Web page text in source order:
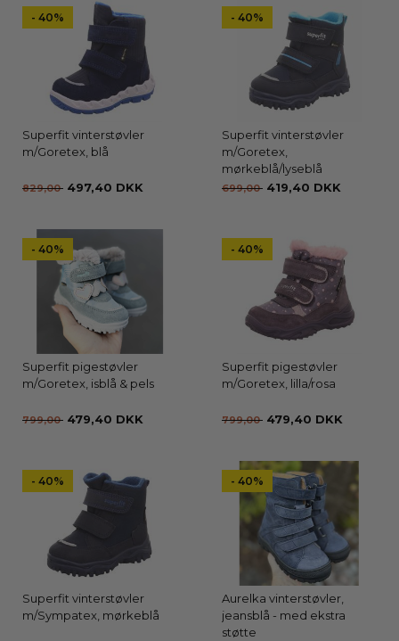
- 40%
Superfit vinterstøvler
m/Goretex, blå
829,00 497,40 DKK
- 40%
Superfit vinterstøvler
m/Goretex,
mørkeblå/lyseblå
699,00 419,40 DKK
- 40%
Superfit pigestøvler
m/Goretex, isblå & pels
799,00 479,40 DKK
- 40%
Superfit pigestøvler
m/Goretex, lilla/rosa
799,00 479,40 DKK
- 40%
Superfit vinterstøvler
m/Sympatex, mørkeblå
- 40%
Aurelka vinterstøvler,
jeansblå - med ekstra
støtte